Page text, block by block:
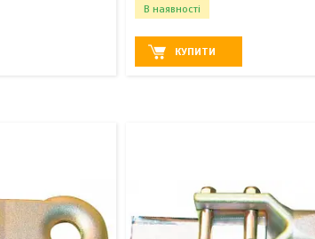
В наявності
КУПИТИ